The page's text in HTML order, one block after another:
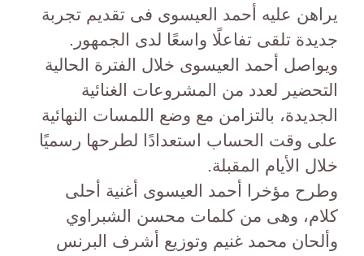
يراهن عليه أحمد العيسوى فى تقديم تجربة
جديدة تلقى تفاعلًا واسعًا لدى الجمهور.
ويواصل أحمد العيسوى خلال الفترة الحالية
التحضير لعدد من المشروعات الغنائية
الجديدة، بالتزامن مع وضع اللمسات النهائية
على وقت الحساب استعدادًا لطرحها رسميًا
خلال الأيام المقبلة.
وطرح مؤخرا أحمد العيسوى أغنية أحلى
كلام، وهى من كلمات محسن الشبراوي
وألحان محمد غنيم وتوزيع أشرف البرنس